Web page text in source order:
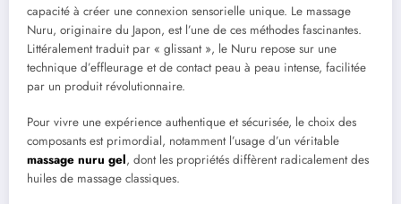
capacité à créer une connexion sensorielle unique. Le massage
Nuru, originaire du Japon, est l’une de ces méthodes fascinantes.
Littéralement traduit par « glissant », le Nuru repose sur une
technique d’effleurage et de contact peau à peau intense, facilitée
par un produit révolutionnaire.
Pour vivre une expérience authentique et sécurisée, le choix des
composants est primordial, notamment l’usage d’un véritable
massage nuru gel, dont les propriétés diffèrent radicalement des
huiles de massage classiques.